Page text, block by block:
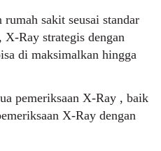
sakit seusai standar
X-Ray strategis dengan
di maksimalkan hingga
pemeriksaan X-Ray , baik
X-Ray dengan